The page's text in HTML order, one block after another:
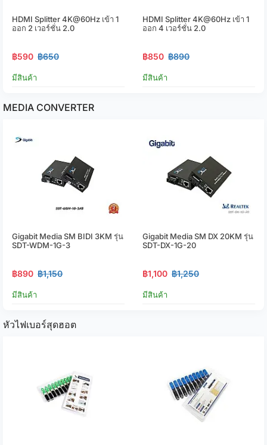
HDMI Splitter 4K@60Hz เข้า 1
ออก 2 เวอร์ชั่น 2.0
฿590 ฿650
มีสินค้า
HDMI Splitter 4K@60Hz เข้า 1
ออก 4 เวอร์ชั่น 2.0
฿850 ฿890
มีสินค้า
MEDIA CONVERTER
Gigabit Media SM BIDI 3KM รุ่น
SDT-WDM-1G-3
฿890 ฿1,150
มีสินค้า
Gigabit Media SM DX 20KM รุ่น
SDT-DX-1G-20
฿1,100 ฿1,250
มีสินค้า
หัวไฟเบอร์สุดฮอต